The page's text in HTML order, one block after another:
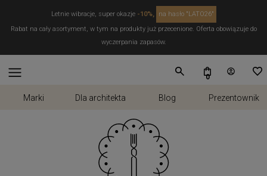
Letnie wibracje, super okazje -10%,
na hasło "LATO26"
Rabat na cały asortyment, w tym na produkty już przecenione. Oferta obowiązuje do
wyczerpania zapasów.
Marki Dla architekta Blog Prezentownik